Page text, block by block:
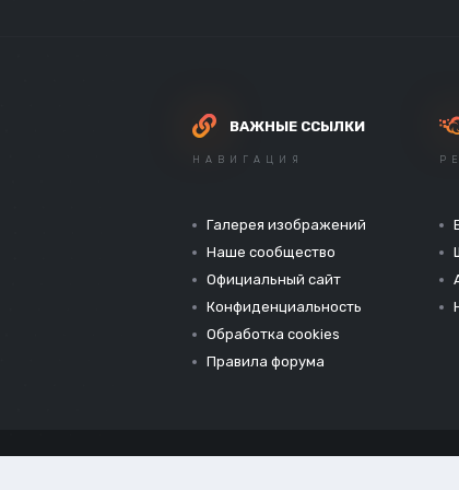
ВАЖНЫЕ ССЫЛКИ
НАВИГАЦИЯ
Галерея изображений
Наше сообщество
Официальный сайт
Конфиденциальность
Обработка cookies
Правила форума